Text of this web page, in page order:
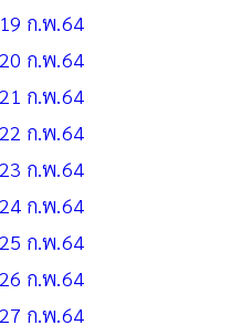
ก.พ.64
ก.พ.64
ก.พ.64
ก.พ.64
ก.พ.64
ก.พ.64
ก.พ.64
ก.พ.64
ก.พ.64